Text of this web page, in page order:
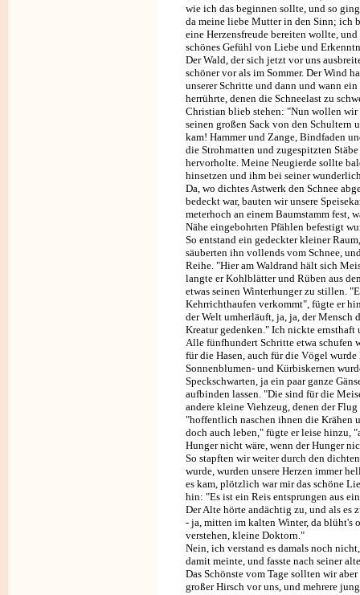
wie ich das beginnen sollte, und so
da meine liebe Mutter in den Sinn; ich
eine Herzensfreude bereiten wollte,
schönes Gefühl von Liebe und
Der Wald, der sich jetzt vor uns
schöner vor als im Sommer. Der Wind
unserer Schritte und dann und wann
herrührte, denen die Schneelast zu
Christian blieb stehen: "Nun wollen wir
seinen großen Sack von den Schultern
kam! Hammer und Zange, Bindfaden
die Strohmatten und zugespitzten
hervorholte. Meine Neugierde sollte
hinsetzen und ihm bei seiner
Da, wo dichtes Astwerk den Schnee
bedeckt war, bauten wir unsere
meterhoch an einem Baumstamm fest,
Nähe eingebohrten Pfählen befestigt
So entstand ein gedeckter kleiner
säuberten ihn vollends vom Schnee,
Reihe. "Hier am Waldrand hält sich
langte er Kohlblätter und Rüben aus
etwas seinen Winterhunger zu stillen.
Kehrrichthaufen verkommt", fügte er
der Welt umherläuft, ja, ja, der Mensch
Kreatur gedenken." Ich nickte
Alle fünfhundert Schritte etwa schufen
für die Hasen, auch für die Vögel
Sonnenblumen- und Kürbiskernen
Speckschwarten, ja ein paar ganze
aufbinden lassen. "Die sind für die
andere kleine Viehzeug, denen der
"hoffentlich naschen ihnen die Krähen
doch auch leben," fügte er leise hinzu,
Hunger nicht wäre, wenn der Hunger
So stapften wir weiter durch den
wurde, wurden unsere Herzen immer
es kam, plötzlich war mir das schöne
hin: "Es ist ein Reis entsprungen aus
Der Alte hörte andächtig zu, und als
- ja, mitten im kalten Winter, da blüht's
verstehen, kleine Doktorn."
Nein, ich verstand es damals noch
damit meinte, und fasste nach seiner
Das Schönste vom Tage sollten wir
großer Hirsch vor uns, und mehrere